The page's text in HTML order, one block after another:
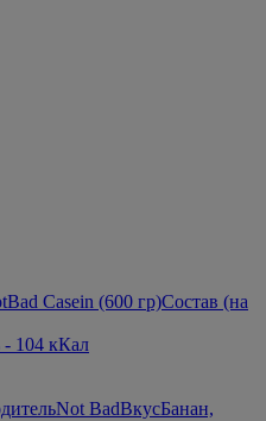
Casein (600 гр)Состав (на
- 104 кКал
Not BadВкусБанан,